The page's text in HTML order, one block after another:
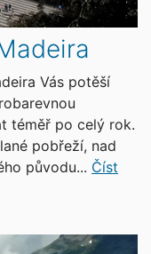
Vás potěší
téměř po celý rok.
pobřeží, nad
původu... Číst